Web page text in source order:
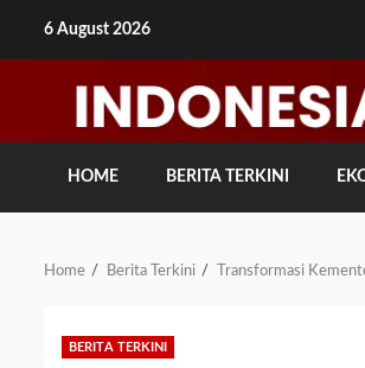
6 August 2026
HOME BERITA TERKINI
Home Berita Terkini Transformasi
BERITA TERKINI